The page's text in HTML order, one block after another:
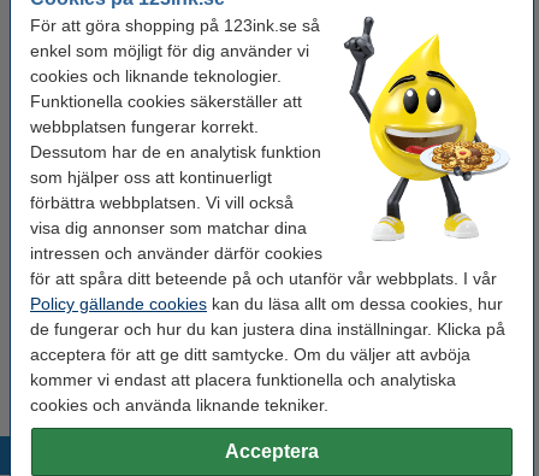
För att göra shopping på 123ink.se så
enkel som möjligt för dig använder vi
cookies och liknande teknologier.
Funktionella cookies säkerställer att
webbplatsen fungerar korrekt.
Dessutom har de en analytisk funktion
som hjälper oss att kontinuerligt
förbättra webbplatsen. Vi vill också
visa dig annonser som matchar dina
intressen och använder därför cookies
för att spåra ditt beteende på och utanför vår webbplats. I vår
Policy gällande cookies kan du läsa allt om dessa cookies, hur
de fungerar och hur du kan justera dina inställningar. Klicka på
acceptera för att ge ditt samtycke. Om du väljer att avböja
kommer vi endast att placera funktionella och analytiska
cookies och använda liknande tekniker.
Acceptera
Behöver du fler?
Köp5stför endast
500 kr
Tips: Beställ multipack!
Dymo D1 | multipack | svart text -
vit/transparent/gul tejp | 6mm (varumärket
123ink)​​​​​​​
Tips
Vi råder er att beställa denna produkt istället för originalprodukten!
Populära produkter